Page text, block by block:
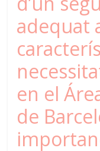
adequat
en el
de